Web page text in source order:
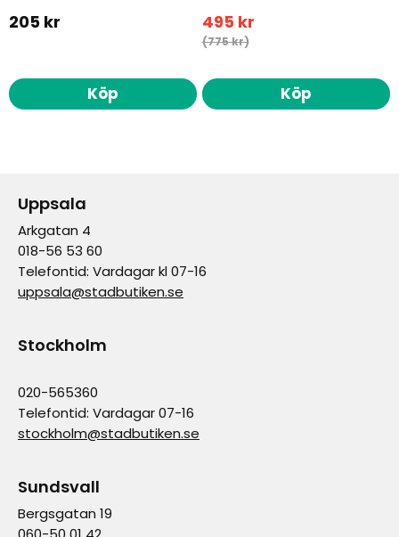
205 kr
Köp
495 kr
(775 kr)
Köp
Uppsala
Arkgatan 4
018-56 53 60
Telefontid: Vardagar kl 07-16
uppsala@stadbutiken.se
Stockholm
020-565360
Telefontid: Vardagar 07-16
stockholm@stadbutiken.se
Sundsvall
Bergsgatan 19